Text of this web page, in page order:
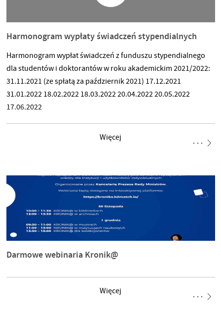
Harmonogram wypłaty świadczeń stypendialnych
Harmonogram wypłat świadczeń z funduszu stypendialnego
dla studentów i doktorantów w roku akademickim 2021/2022:
31.11.2021 (ze spłatą za październik 2021) 17.12.2021
31.01.2022 18.02.2022 18.03.2022 20.04.2022 20.05.2022
17.06.2022
Więcej
Darmowe webinaria Kronik@
Więcej